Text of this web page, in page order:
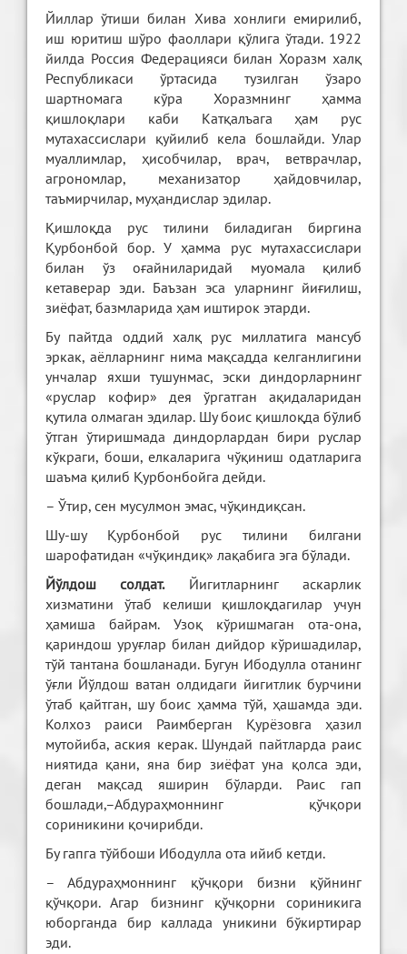
Йиллар ўтиши билан Хива хонлиги емирилиб,
иш юритиш шўро фаоллари қўлига ўтади. 1922
йилда Россия Федерацияси билан Хоразм халқ
Республикаси ўртасида тузилган ўзаро
шартномага кўра Хоразмнинг ҳамма
қишлоқлари каби Катқалъага ҳам рус
мутахассислари қуйилиб кела бошлайди. Улар
муаллимлар, ҳисобчилар, врач, ветврачлар,
агрономлар, механизатор ҳайдовчилар,
таъмирчилар, муҳандислар эдилар.
Қишлоқда рус тилини биладиган биргина
Қурбонбой бор. У ҳамма рус мутахассислари
билан ўз оғайниларидай муомала қилиб
кетаверар эди. Баъзан эса уларнинг йиғилиш,
зиёфат, базмларида ҳам иштирок этарди.
Бу пайтда оддий халқ рус миллатига мансуб
эркак, аёлларнинг нима мақсадда келганлигини
унчалар яхши тушунмас, эски диндорларнинг
«руслар кофир» дея ўргатган ақидаларидан
қутила олмаган эдилар. Шу боис қишлоқда бўлиб
ўтган ўтиришмада диндорлардан бири руслар
кўкраги, боши, елкаларига чўқиниш одатларига
шаъма қилиб Қурбонбойга дейди.
– Ўтир, сен мусулмон эмас, чўқиндиқсан.
Шу-шу Қурбонбой рус тилини билгани
шарофатидан «чўқиндиқ» лақабига эга бўлади.
Йўлдош солдат.Йигитларнинг аскарлик
хизматини ўтаб келиши қишлоқдагилар учун
ҳамиша байрам. Узоқ кўришмаган ота-она,
қариндош уруғлар билан дийдор кўришадилар,
тўй тантана бошланади. Бугун Ибодулла отанинг
ўғли Йўлдош ватан олдидаги йигитлик бурчини
ўтаб қайтган, шу боис ҳамма тўй, ҳашамда эди.
Колхоз раиси Раимберган Қурёзовга ҳазил
мутойиба, аския керак. Шундай пайтларда раис
ниятида қани, яна бир зиёфат уна қолса эди,
деган мақсад яширин бўларди. Раис гап
бошлади,–Абдураҳмоннинг қўчқори
сориникини қочирибди.
Бу гапга тўйбоши Ибодулла ота ийиб кетди.
– Абдураҳмоннинг қўчқори бизни қўйнинг
қўчқори. Агар бизнинг қўчқорни сориникига
юборганда бир каллада уникини бўкиртирар
эди.